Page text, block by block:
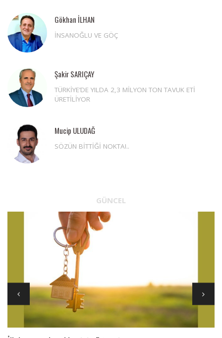
Gökhan İLHAN
İNSANOĞLU VE GÖÇ
Şakir SARIÇAY
TÜRKİYE’DE YILDA 2,3 MİLYON TON TAVUK ETİ
ÜRETİLİYOR
Mucip ULUDAĞ
SÖZÜN BİTTİĞİ NOKTA!..
GÜNCEL